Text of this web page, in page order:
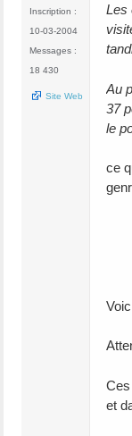
Inscription :
10-03-2004
Messages :
18 430
Site Web
Les
Au
37
le
ce
Ces
et